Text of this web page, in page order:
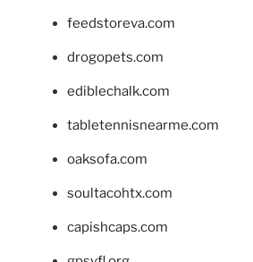
feedstoreva.com
drogopets.com
ediblechalk.com
tabletennisnearme.com
oaksofa.com
soultacohtx.com
capishcaps.com